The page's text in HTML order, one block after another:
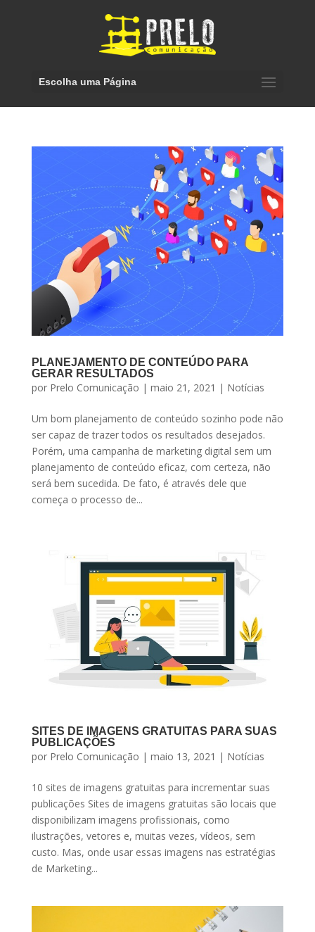
Escolha uma Página
PLANEJAMENTO DE CONTEÚDO PARA
GERAR RESULTADOS
por Prelo Comunicação | maio 21, 2021 | Notícias
Um bom planejamento de conteúdo sozinho pode não
ser capaz de trazer todos os resultados desejados.
Porém, uma campanha de marketing digital sem um
planejamento de conteúdo eficaz, com certeza, não
será bem sucedida. De fato, é através dele que
começa o processo de...
SITES DE IMAGENS GRATUITAS PARA SUAS
PUBLICAÇÕES
por Prelo Comunicação | maio 13, 2021 | Notícias
10 sites de imagens gratuitas para incrementar suas
publicações Sites de imagens gratuitas são locais que
disponibilizam imagens profissionais, como
ilustrações, vetores e, muitas vezes, vídeos, sem
custo. Mas, onde usar essas imagens nas estratégias
de Marketing...